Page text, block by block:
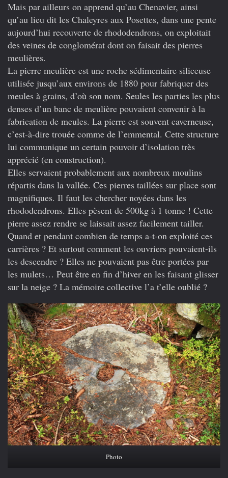
Mais par ailleurs on apprend qu’au Chenavier, ainsi
qu’au lieu dit les Chaleyres aux Posettes, dans une pente
aujourd’hui recouverte de rhododendrons, on exploitait
des veines de conglomérat dont on faisait des pierres
meulières.
La pierre meulière est une roche sédimentaire siliceuse
utilisée jusqu’aux environs de 1880 pour fabriquer des
meules à grains, d’où son nom. Seules les parties les plus
denses d’un banc de meulière pouvaient convenir à la
fabrication de meules. La pierre est souvent caverneuse,
c’est-à-dire trouée comme de l’emmental. Cette structure
lui communique un certain pouvoir d’isolation très
apprécié (en construction).
Elles servaient probablement aux nombreux moulins
répartis dans la vallée. Ces pierres taillées sur place sont
magnifiques. Il faut les chercher noyées dans les
rhododendrons. Elles pèsent de 500kg à 1 tonne ! Cette
pierre assez rendre se laissait assez facilement tailler.
Quand et pendant combien de temps a-t-on exploité ces
carrières ? Et surtout comment les ouvriers pouvaient-ils
les descendre ? Elles ne pouvaient pas être portées par
les mulets… Peut être en fin d’hiver en les faisant glisser
sur la neige ? La mémoire collective l’a t’elle oublié ?
Photo